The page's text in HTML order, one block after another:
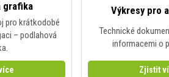
grafika
pro krátkodobé
– podlahová
Výkresy pro
Technické
informacemi o
Zjistit